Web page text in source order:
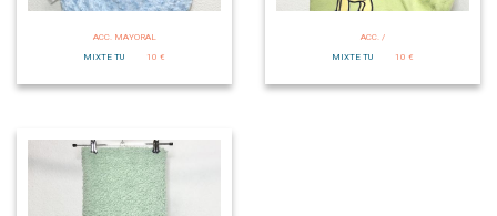
ACC. MAYORAL
MIXTE TU
10 €
ACC. /
MIXTE TU
10 €